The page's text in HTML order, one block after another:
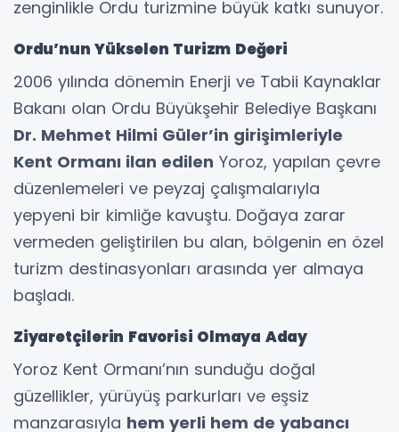
zenginlikle Ordu turizmine büyük katkı sunuyor.
Ordu’nun Yükselen Turizm Değeri
2006 yılında dönemin Enerji ve Tabii Kaynaklar
Bakanı olan Ordu Büyükşehir Belediye Başkanı
Dr. Mehmet Hilmi Güler’in girişimleriyle
Kent Ormanı ilan edilen Yoroz, yapılan çevre
düzenlemeleri ve peyzaj çalışmalarıyla
yepyeni bir kimliğe kavuştu. Doğaya zarar
vermeden geliştirilen bu alan, bölgenin en özel
turizm destinasyonları arasında yer almaya
başladı.
Ziyaretçilerin Favorisi Olmaya Aday
Yoroz Kent Ormanı’nın sunduğu doğal
güzellikler, yürüyüş parkurları ve eşsiz
manzarasıyla hem yerli hem de yabancı